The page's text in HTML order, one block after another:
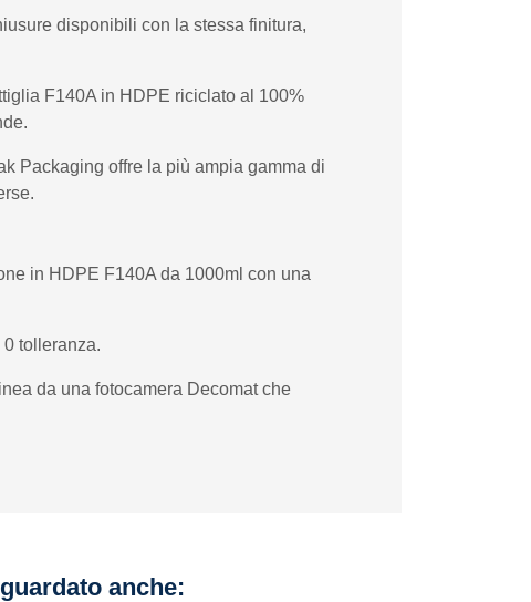
disponibili con la stessa finitura,
F140A in HDPE riciclato al 100%
Packaging offre la più ampia gamma di
in HDPE F140A da 1000ml con una
tolleranza.
da una fotocamera Decomat che
anche: